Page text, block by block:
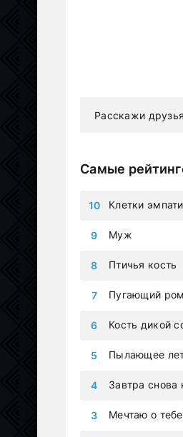
Расскажи
Самые
Мечтаю о тебе
Завтра снова
Пылающее
Кость дикой
Пугающий
Птичья кость
Муж
Клетки